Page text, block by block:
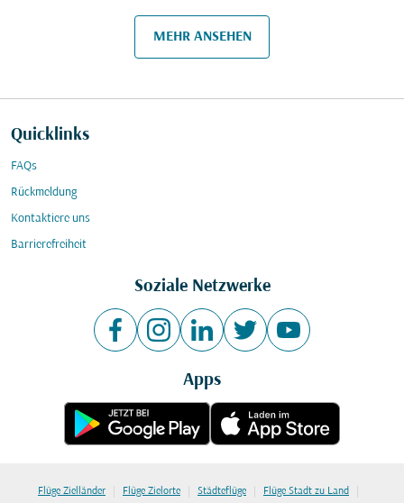
MEHR ANSEHEN
Quicklinks
FAQs
Rückmeldung
Kontaktiere uns
Barrierefreiheit
Soziale Netzwerke
Apps
Flüge Zielländer | Flüge Zielorte | Städteflüge | Flüge Stadt zu Land |